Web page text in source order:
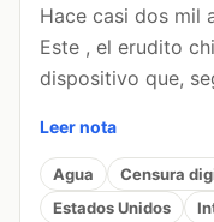
Hace casi dos mil
Este , el erudito
dispositivo que,
Leer nota
Agua Censura
Estados Unidos